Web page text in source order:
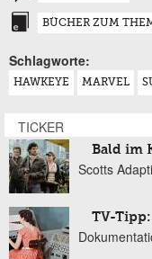
BÜCHER ZUM
Schlagworte:
HAWKEYE MARVEL
TICKER
Bald im
Scotts
TV-Tipp: